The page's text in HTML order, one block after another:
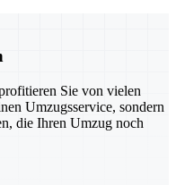
Sie von vielen
Umzugsservice, sondern
die Ihren Umzug noch